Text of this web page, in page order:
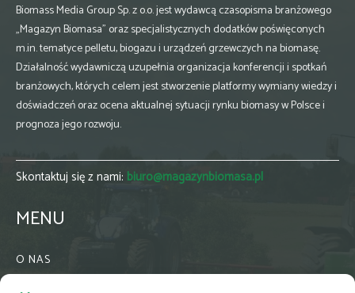
Biomass Media Group Sp. z o.o. jest wydawcą czasopisma branżowego
„Magazyn Biomasa” oraz specjalistycznych dodatków poświęconych
m.in. tematyce pelletu, biogazu i urządzeń grzewczych na biomasę.
Działalność wydawniczą uzupełnia organizacja konferencji i spotkań
branżowych, których celem jest stworzenie platformy wymiany wiedzy i
doświadczeń oraz ocena aktualnej sytuacji rynku biomasy w Polsce i
prognoza jego rozwoju.
Skontaktuj się z nami: biuro@magazynbiomasa.pl
MENU
O NAS